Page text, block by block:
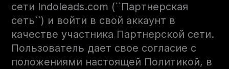
сети Indoleads.com (``Партнерская
сеть``) и войти в свой аккаунт в
качестве участника Партнерской сети.
Пользователь дает свое согласие с
положениями настоящей Политикой, в